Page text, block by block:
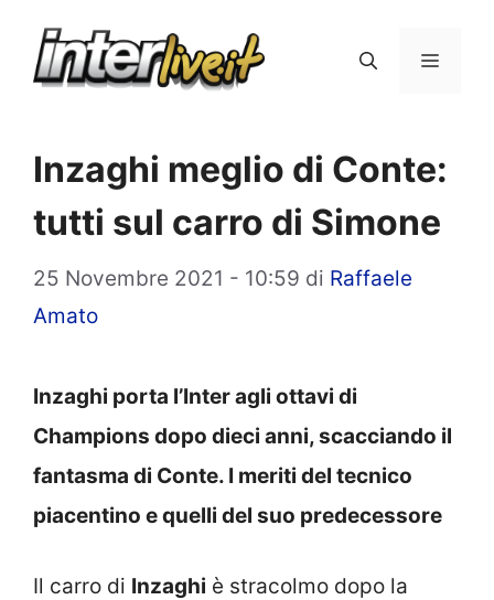
Menu
Inzaghi meglio di Conte:
tutti sul carro di Simone
25 Novembre 2021 - 10:59 di Raffaele
Amato
Inzaghi porta l’Inter agli ottavi di
Champions dopo dieci anni, scacciando il
fantasma di Conte. I meriti del tecnico
piacentino e quelli del suo predecessore
Il carro di Inzaghi è stracolmo dopo la